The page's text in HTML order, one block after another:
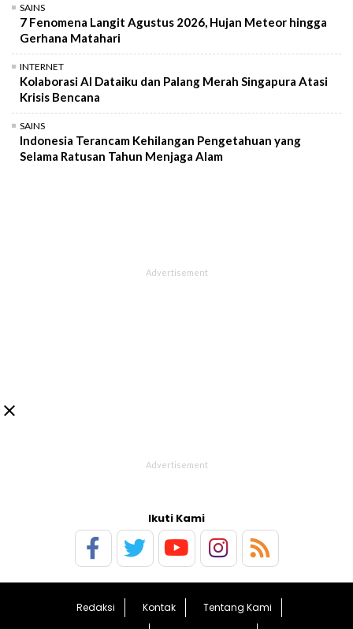
SAINS
7 Fenomena Langit Agustus 2026, Hujan Meteor hingga
Gerhana Matahari
INTERNET
Kolaborasi AI Dataiku dan Palang Merah Singapura Atasi
Krisis Bencana
SAINS
Indonesia Terancam Kehilangan Pengetahuan yang
Selama Ratusan Tahun Menjaga Alam

Ikuti Kami
Redaksi Kontak
Tentang Kami